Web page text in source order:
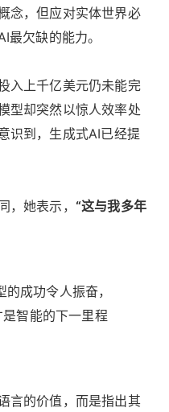
念，但应对实体世界必
欠缺的能力。
入上千亿美元仍未能完
型却突然以惊人效率处
识到，生成式AI已经提
，她表示， “这与我多年
成功令人振奋，
智能的下一里程
言的价值，而是指出其